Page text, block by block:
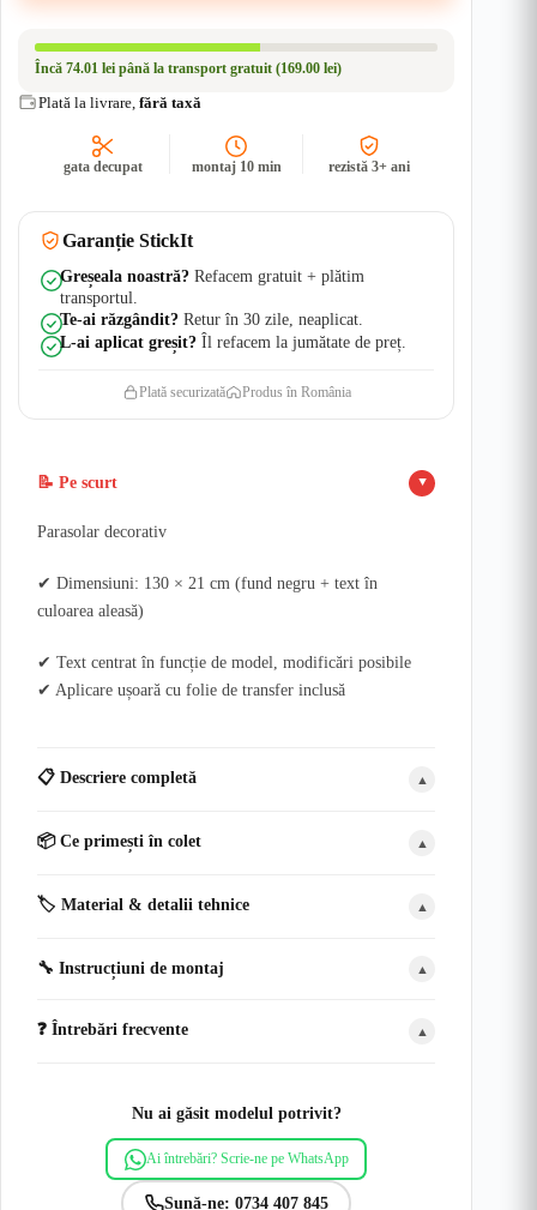
Apă
UV
Încă 74.01 lei până la transport gratuit (169.00 lei)
Plată la livrare, fără taxă
gata decupat montaj 10 min rezistă 3+ ani
Garanție StickIt
Greșeala noastră? Refacem gratuit + plătim
transportul.
Te-ai răzgândit? Retur în 30 zile, neaplicat.
L-ai aplicat greșit? Îl refacem la jumătate de preț.
Plată securizată Produs în România
📝 Pe scurt ▲
Parasolar decorativ
✔ Dimensiuni: 130 × 21 cm (fund negru + text în
culoarea aleasă)
✔ Text centrat în funcție de model, modificări posibile
✔ Aplicare ușoară cu folie de transfer inclusă
📋 Descriere completă ▲
📦 Ce primești în colet ▲
🏷️ Material & detalii tehnice ▲
🔧 Instrucțiuni de montaj ▲
❓ Întrebări frecvente ▲
Nu ai găsit modelul potrivit?
Ai întrebări? Scrie-ne pe WhatsApp
Sună-ne: 0734 407 845